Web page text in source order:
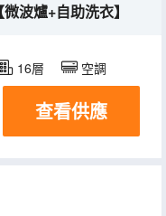
波爐+自助洗衣】
16層 空調
查看供應